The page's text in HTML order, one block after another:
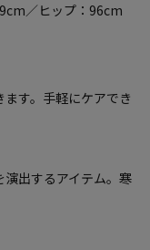
／ヒップ：96cm
す。手軽にケアでき
出するアイテム。寒